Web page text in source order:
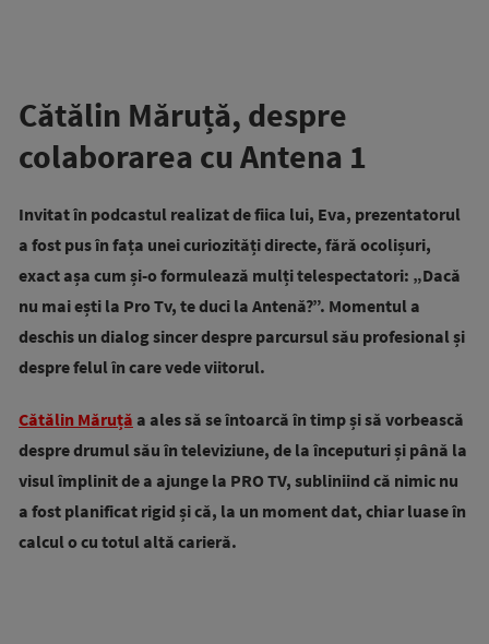
Cătălin Măruță, despre
colaborarea cu Antena 1
Invitat în podcastul realizat de fiica lui, Eva, prezentatorul
a fost pus în fața unei curiozități directe, fără ocolișuri,
exact așa cum și-o formulează mulți telespectatori: „Dacă
nu mai ești la Pro Tv, te duci la Antenă?”. Momentul a
deschis un dialog sincer despre parcursul său profesional și
despre felul în care vede viitorul.
Cătălin Măruță a ales să se întoarcă în timp și să vorbească
despre drumul său în televiziune, de la începuturi și până la
visul împlinit de a ajunge la PRO TV, subliniind că nimic nu
a fost planificat rigid și că, la un moment dat, chiar luase în
calcul o cu totul altă carieră.